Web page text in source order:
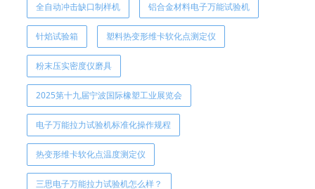
全自动冲击缺口制样机 铝合金材料电子万能试验机
针焰试验箱 塑料热变形维卡软化点测定仪
粉末压实密度仪磨具
2025第十九届宁波国际橡塑工业展览会
电子万能拉力试验机标准化操作规程
热变形维卡软化点温度测定仪
三思电子万能拉力试验机怎么样？